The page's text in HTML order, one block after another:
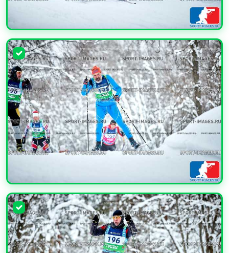
УВЕЛИЧИТЬ
УВЕЛИЧИТЬ